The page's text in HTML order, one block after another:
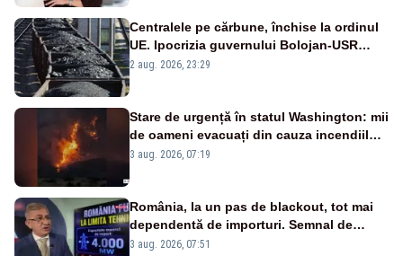
Centralele pe cărbune, închise la ordinul
UE. Ipocrizia guvernului Bolojan-USR
după starea de alertă
2 aug. 2026, 23:29
Stare de urgență în statul Washington: mii
de oameni evacuați din cauza incendiilor
puternice de vegetație
3 aug. 2026, 07:19
România, la un pas de blackout, tot mai
dependentă de importuri. Semnal de
alarmă tras de un expert în energie
3 aug. 2026, 07:51